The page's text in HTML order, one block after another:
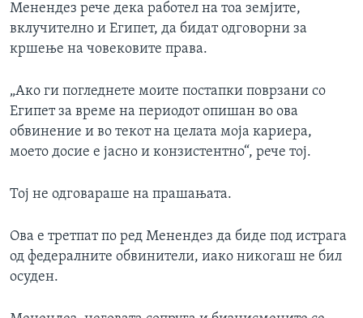
Менендез рече дека работел на тоа земјите,
вклучително и Египет, да бидат одговорни за
кршење на човековите права.
„Ако ги погледнете моите постапки поврзани со
Египет за време на периодот опишан во ова
обвинение и во текот на целата моја кариера,
моето досие е јасно и конзистентно“, рече тој.
Тој не одговараше на прашањата.
Ова е третпат по ред Менендез да биде под истрага
од федералните обвинители, иако никогаш не бил
осуден.